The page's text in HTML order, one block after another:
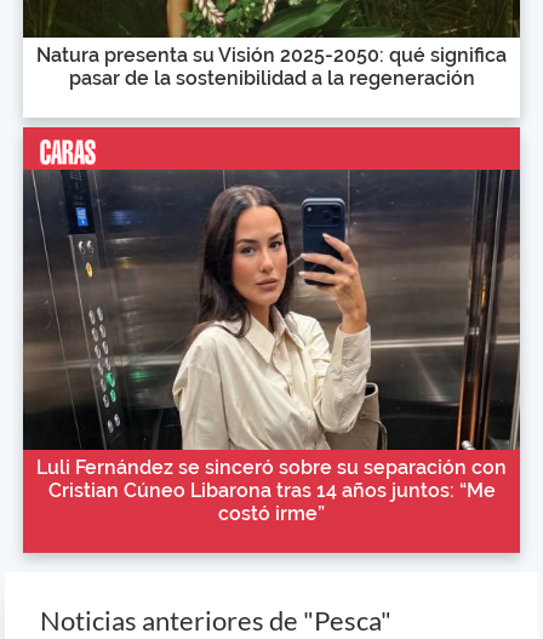
Natura presenta su Visión 2025-2050: qué significa
pasar de la sostenibilidad a la regeneración
Luli Fernández se sinceró sobre su separación con
Cristian Cúneo Libarona tras 14 años juntos: “Me
costó irme”
Noticias anteriores de "Pesca"